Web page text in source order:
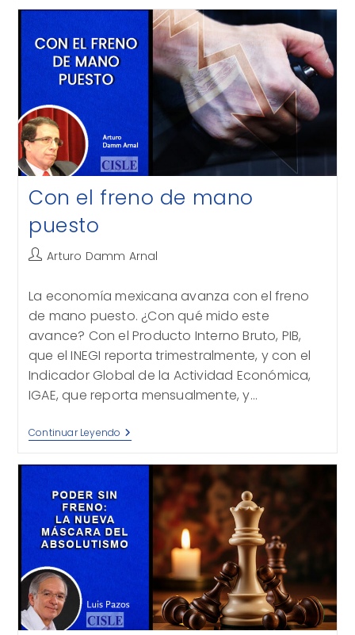
Votaré
Con el freno de mano
puesto
Autor
entrada:
Arturo Damm Arnal
La economía mexicana avanza con el freno
de mano puesto. ¿Con qué mido este
avance? Con el Producto Interno Bruto, PIB,
que el INEGI reporta trimestralmente, y con el
Indicador Global de la Actividad Económica,
IGAE, que reporta mensualmente, y…
Continuar Leyendo Con
El
De
Puesto